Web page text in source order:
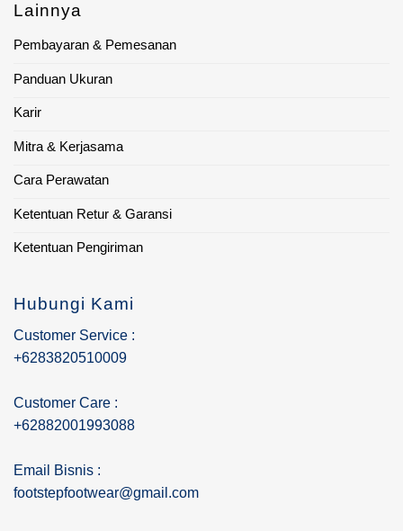
Lainnya
Pembayaran & Pemesanan
Panduan Ukuran
Karir
Mitra & Kerjasama
Cara Perawatan
Ketentuan Retur & Garansi
Ketentuan Pengiriman
Hubungi Kami
Customer Service :
+6283820510009
Customer Care :
+62882001993088
Email Bisnis :
footstepfootwear@gmail.com